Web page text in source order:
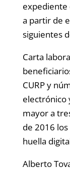
expediente
a partir de
siguientes
Carta
CURP y
electrónico
mayor a
de 2016
huella
Alberto